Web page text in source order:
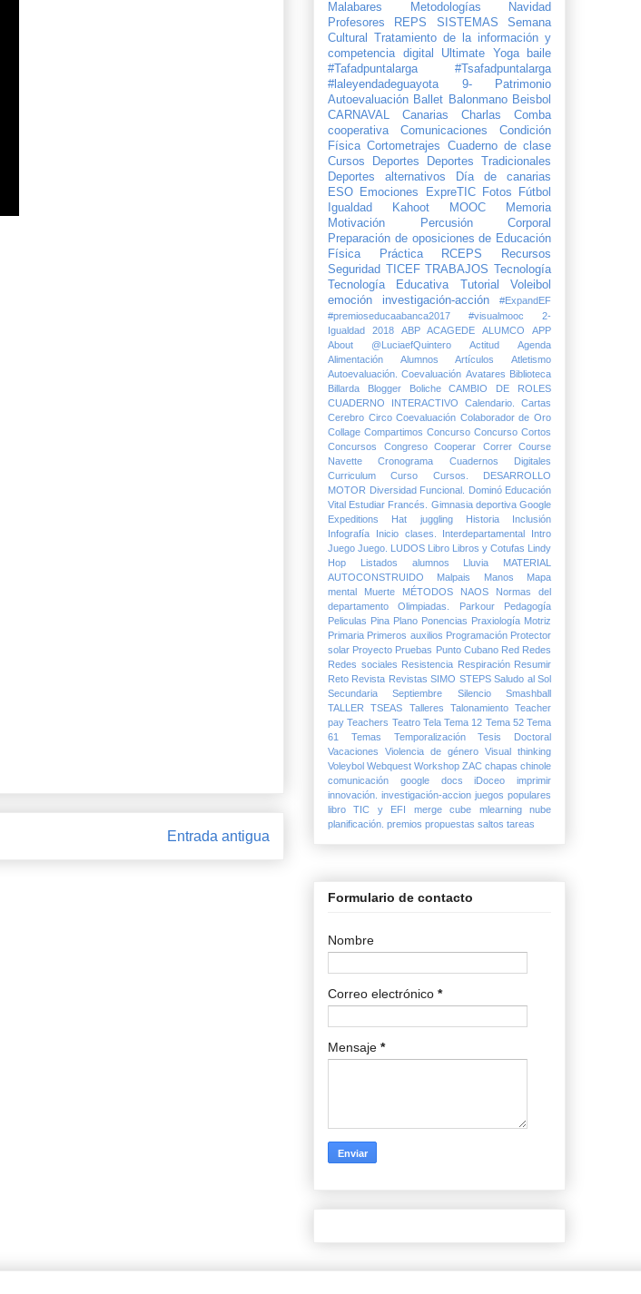
Entrada antigua
Malabares
Metodologías
Navidad
Profesores
REPS SISTEMAS
Semana
Cultural
Tratamiento de la información y
competencia digital
Ultimate Yoga
baile
#Tafadpuntalarga
#Tsafadpuntalarga
#laleyendadeguayota
9- Patrimonio
Autoevaluación Ballet Balonmano Beisbol
CARNAVAL
Canarias Charlas
Comba
cooperativa
Comunicaciones
Condición
Física Cortometrajes
Cuaderno de clase
Cursos
Deportes
Deportes Tradicionales
Deportes alternativos
Día de canarias
ESO
Emociones ExpreTIC Fotos
Fútbol
Igualdad
Kahoot MOOC
Memoria
Motivación
Percusión Corporal
Preparación de oposiciones de Educación
Física
Práctica RCEPS
Recursos
Seguridad
TICEF TRABAJOS
Tecnología
Tecnología Educativa
Tutorial
Voleibol
emoción
investigación-acción
#ExpandEF
#premioseducaabanca2017
#visualmooc
2-
Igualdad
2018 ABP ACAGEDE ALUMCO
APP
About @LuciaefQuintero
Actitud
Agenda
Alimentación
Alumnos Artículos
Atletismo
Autoevaluación. Coevaluación Avatares Biblioteca
Billarda
Blogger Boliche
CAMBIO DE ROLES
CUADERNO INTERACTIVO
Calendario.
Cartas
Cerebro Circo Coevaluación Colaborador de Oro
Collage Compartimos Concurso Concurso Cortos
Concursos
Congreso Cooperar Correr
Course
Navette
Cronograma
Cuadernos Digitales
Curriculum
Curso Cursos.
DESARROLLO
MOTOR Diversidad Funcional. Dominó Educación
Vital Estudiar Francés. Gimnasia deportiva Google
Expeditions
Hat juggling Historia
Inclusión
Infografía
Inicio clases. Interdepartamental
Intro
Juego Juego. LUDOS Libro Libros y Cotufas
Lindy
Hop
Listados alumnos Lluvia
MATERIAL
AUTOCONSTRUIDO
Malpais Manos
Mapa
mental
Muerte MÉTODOS NAOS
Normas del
departamento
Olimpiadas. Parkour
Pedagogía
Peliculas Pina Plano Ponencias Praxiología Motriz
Primaria Primeros auxilios Programación Protector
solar Proyecto Pruebas Punto Cubano Red Redes
Redes sociales Resistencia Respiración Resumir
Reto Revista Revistas SIMO STEPS Saludo al Sol
Secundaria
Septiembre Silencio
Smashball
TALLER
TSEAS Talleres Talonamiento
Teacher
pay Teachers Teatro Tela Tema 12 Tema 52 Tema
61
Temas Temporalización
Tesis Doctoral
Vacaciones
Violencia de género Visual thinking
Voleybol Webquest Workshop ZAC chapas chinole
comunicación
google docs iDoceo
imprimir
innovación. investigación-accion juegos populares
libro TIC y EFI
merge cube mlearning
nube
planificación. premios propuestas saltos tareas
Formulario de contacto
Nombre
Correo electrónico *
Mensaje *